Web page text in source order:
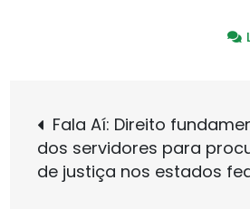
de
Fala Aí: Direito
dos servidores para
de justiça nos estados